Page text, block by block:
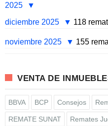
2025
diciembre 2025
118
noviembre 2025 155
VENTA DE
BBVA BCP Consejos
REMATE SUNAT Remates